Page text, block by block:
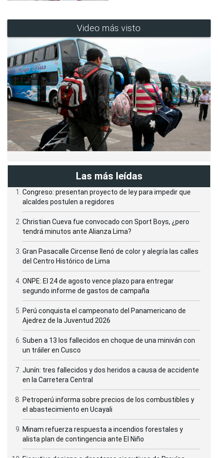
Video más visto
Las más leídas
Congreso: presentan proyecto de ley para impedir que
alcaldes postulen a regidores
Christian Cueva fue convocado con Sport Boys, ¿pero
tendrá minutos ante Alianza Lima?
Gran Pasacalle Circense llenó de color y alegría las calles
del Centro Histórico de Lima
ONPE: El 24 de agosto vence plazo para entregar
segundo informe de gastos de campaña
Perú conquista el campeonato del Panamericano de
Ajedrez de la Juventud 2026
Suben a 13 los fallecidos en choque de una miniván con
un tráiler en Cusco
Junín: tres fallecidos y dos heridos a causa de accidente
en la Carretera Central
Petroperú informa sobre precios de los combustibles y
el abastecimiento en Ucayali
Minam refuerza respuesta a incendios forestales y
alista plan de contingencia ante El Niño